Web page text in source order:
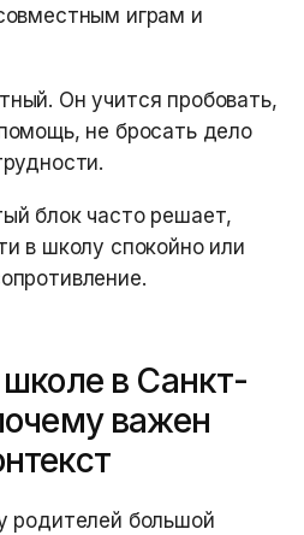
играм и
Он учится пробовать,
не бросать дело
блок часто решает,
в школу спокойно или
в Санкт-
важен
родителей большой